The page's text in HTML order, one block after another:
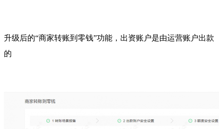
升级后的“商家转账到零钱”功能，出资账户是由运营账户出款
的